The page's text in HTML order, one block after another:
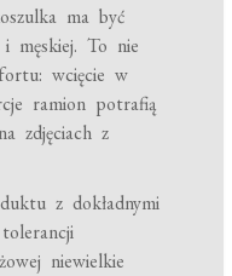
ma być
męskiej. To nie
wcięcie w
ramion potrafią
zdjęciach z
z dokładnymi
niewielkie